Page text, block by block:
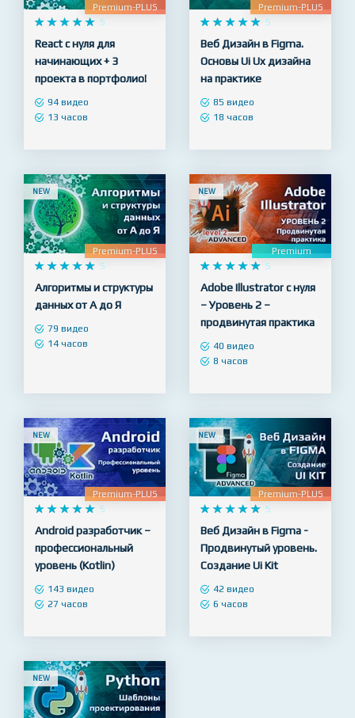
Premium-PLUS
    
     5
React с нуля для
начинающих + 3
проекта в портфолио!
Premium-PLUS
    
     5
Веб Дизайн в Figma.
Основы Ui Ux дизайна
на практике
NEW
Premium-PLUS
    
     5
Алгоритмы и структуры
данных от А до Я
NEW
Premium
   
   
Adobe Illustrator с нуля
– Уровень 2 –
продвинутая практика
NEW
Premium-PLUS
    
     5
Android разработчик –
профессиональный
уровень (Kotlin)
NEW
Premium-PLUS
    
     5
Веб Дизайн в Figma -
Продвинутый уровень.
Создание Ui Kit